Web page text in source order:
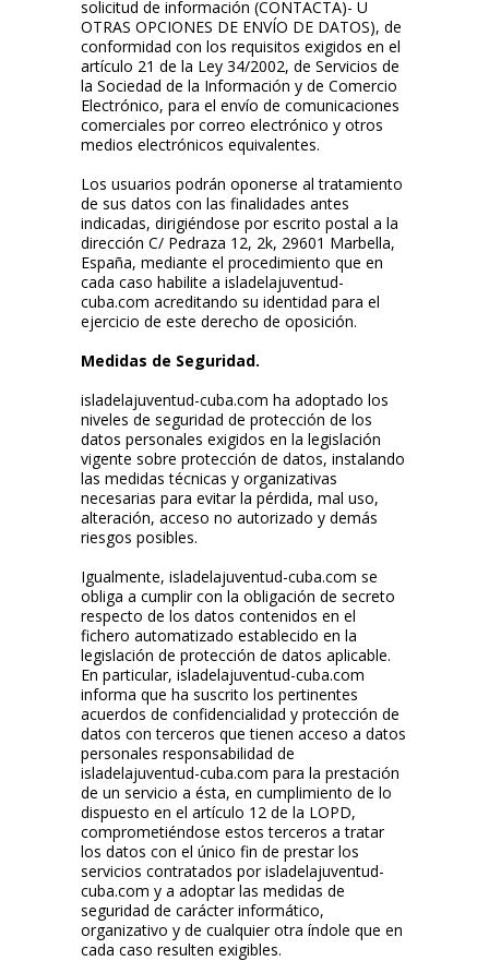
solicitud de información (CONTACTA)- U
OTRAS OPCIONES DE ENVÍO DE DATOS), de
conformidad con los requisitos exigidos en el
artículo 21 de la Ley 34/2002, de Servicios de
la Sociedad de la Información y de Comercio
Electrónico, para el envío de comunicaciones
comerciales por correo electrónico y otros
medios electrónicos equivalentes.
Los usuarios podrán oponerse al tratamiento
de sus datos con las finalidades antes
indicadas, dirigiéndose por escrito postal a la
dirección C/ Pedraza 12, 2k, 29601 Marbella,
España, mediante el procedimiento que en
cada caso habilite a isladelajuventud-
cuba.com acreditando su identidad para el
ejercicio de este derecho de oposición.
Medidas de Seguridad.
isladelajuventud-cuba.com ha adoptado los
niveles de seguridad de protección de los
datos personales exigidos en la legislación
vigente sobre protección de datos, instalando
las medidas técnicas y organizativas
necesarias para evitar la pérdida, mal uso,
alteración, acceso no autorizado y demás
riesgos posibles.
Igualmente, isladelajuventud-cuba.com se
obliga a cumplir con la obligación de secreto
respecto de los datos contenidos en el
fichero automatizado establecido en la
legislación de protección de datos aplicable.
En particular, isladelajuventud-cuba.com
informa que ha suscrito los pertinentes
acuerdos de confidencialidad y protección de
datos con terceros que tienen acceso a datos
personales responsabilidad de
isladelajuventud-cuba.com para la prestación
de un servicio a ésta, en cumplimiento de lo
dispuesto en el artículo 12 de la LOPD,
comprometiéndose estos terceros a tratar
los datos con el único fin de prestar los
servicios contratados por isladelajuventud-
cuba.com y a adoptar las medidas de
seguridad de carácter informático,
organizativo y de cualquier otra índole que en
cada caso resulten exigibles.